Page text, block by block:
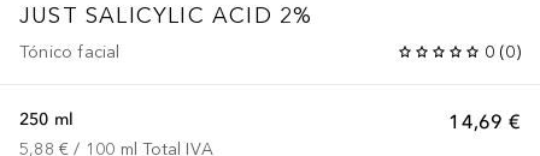
JUST SALICYLIC ACID 2%
Tónico facial 0 (0)
14,69 €
250 ml
5,88 € / 100 ml Total IVA